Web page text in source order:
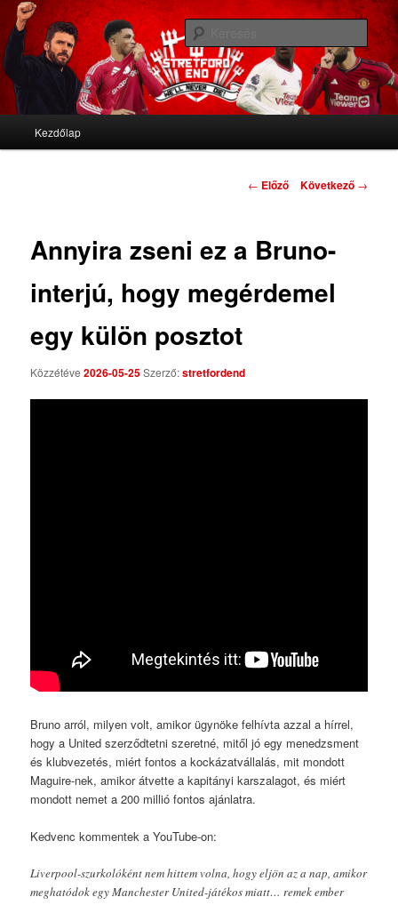
Stretford End
We'll never die
Tovább az elsődleges tartalomra
Tovább a másodlagos tartalomra
Kezdőlap
Bejegyzés navigáció
← Előző Következő →
Annyira zseni ez a Bruno-
interjú, hogy megérdemel
egy külön posztot
Közzétéve2026-05-25Szerző:stretfordend
Bruno arról, milyen volt, amikor ügynöke felhívta azzal a hírrel,
hogy a United szerződtetni szeretné, mitől jó egy menedzsment
és klubvezetés, miért fontos a kockázatvállalás, mit mondott
Maguire-nek, amikor átvette a kapitányi karszalagot, és miért
mondott nemet a 200 millió fontos ajánlatra.
Kedvenc kommentek a YouTube-on:
Liverpool-szurkolóként nem hittem volna, hogy eljön az a nap, amikor
meghatódok egy Manchester United-játékos miatt… remek ember